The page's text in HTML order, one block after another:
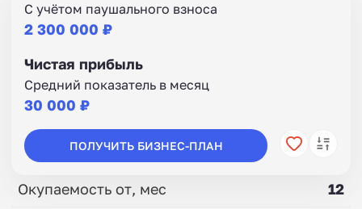
С учётом паушального взноса
2 300 000 ₽
Чистая прибыль
Средний показатель в месяц
30 000 ₽
ПОЛУЧИТЬ БИЗНЕС-ПЛАН
Окупаемость от, мес
12